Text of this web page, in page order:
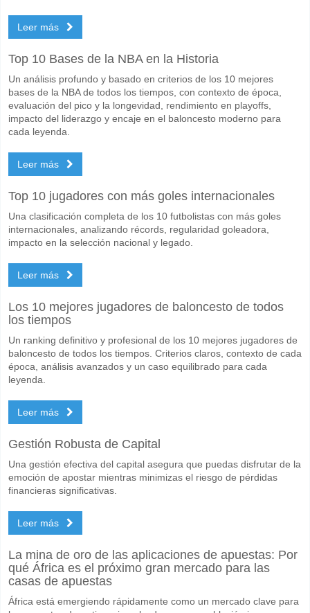
No para Ambos Equipos Marcan, con un porcentaje de 62%.
Cuál es el pronóstico de resultado correcto para Al
En el lado arriesgado, puede probar el Resultado Correcto de 0-2
Leer más
Top 10 Bases de la NBA en la Historia
Un análisis profundo y basado en criterios de los 10 mejores
bases de la NBA de todos los tiempos, con contexto de época,
evaluación del pico y la longevidad, rendimiento en playoffs,
impacto del liderazgo y encaje en el baloncesto moderno para
cada leyenda.
Leer más
Top 10 jugadores con más goles internacionales
Una clasificación completa de los 10 futbolistas con más goles
internacionales, analizando récords, regularidad goleadora,
impacto en la selección nacional y legado.
Leer más
Los 10 mejores jugadores de baloncesto de todos
los tiempos
Un ranking definitivo y profesional de los 10 mejores jugadores de
baloncesto de todos los tiempos. Criterios claros, contexto de cada
época, análisis avanzados y un caso equilibrado para cada
leyenda.
Leer más
Gestión Robusta de Capital
Una gestión efectiva del capital asegura que puedas disfrutar de la
emoción de apostar mientras minimizas el riesgo de pérdidas
financieras significativas.
Leer más
La mina de oro de las aplicaciones de apuestas: Por
qué África es el próximo gran mercado para las
casas de apuestas
África está emergiendo rápidamente como un mercado clave para